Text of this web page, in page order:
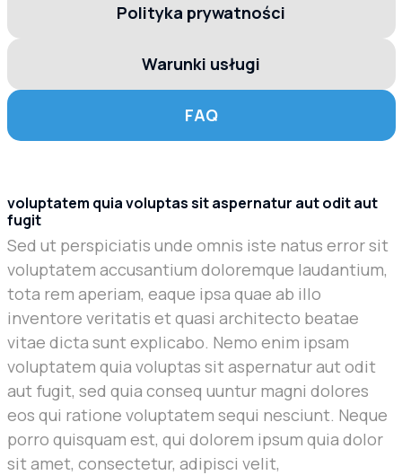
Polityka prywatności
Warunki usługi
FAQ
voluptatem quia voluptas sit aspernatur aut odit aut
fugit
Sed ut perspiciatis unde omnis iste natus error sit
voluptatem accusantium doloremque laudantium,
tota rem aperiam, eaque ipsa quae ab illo
inventore veritatis et quasi architecto beatae
vitae dicta sunt explicabo. Nemo enim ipsam
voluptatem quia voluptas sit aspernatur aut odit
aut fugit, sed quia conseq uuntur magni dolores
eos qui ratione voluptatem sequi nesciunt. Neque
porro quisquam est, qui dolorem ipsum quia dolor
sit amet, consectetur, adipisci velit,